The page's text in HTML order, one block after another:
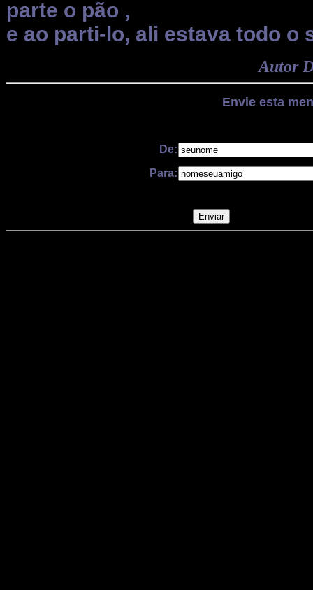
parte o pão ,
e ao parti-lo, ali estava todo o
Autor
Envie esta
De:
Para: